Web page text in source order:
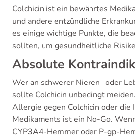
Colchicin ist ein bewährtes
und andere entzündliche
es einige wichtige Punkte, die
sollten, um gesundheitliche
Absolute
Wer an schwerer Nieren- oder
sollte Colchicin unbedingt
Allergie gegen Colchicin oder die
Medikaments ist ein No-Go.
CYP3A4-Hemmer oder P-gp-